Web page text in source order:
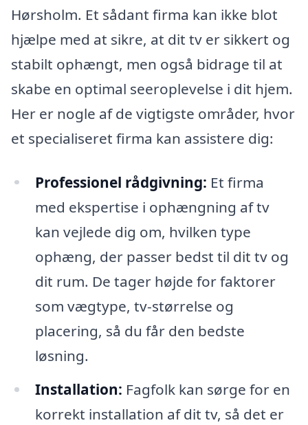
Hørsholm. Et sådant firma kan ikke blot
hjælpe med at sikre, at dit tv er sikkert og
stabilt ophængt, men også bidrage til at
skabe en optimal seeroplevelse i dit hjem.
Her er nogle af de vigtigste områder, hvor
et specialiseret firma kan assistere dig:
Professionel rådgivning: Et firma
med ekspertise i ophængning af tv
kan vejlede dig om, hvilken type
ophæng, der passer bedst til dit tv og
dit rum. De tager højde for faktorer
som vægtype, tv-størrelse og
placering, så du får den bedste
løsning.
Installation: Fagfolk kan sørge for en
korrekt installation af dit tv, så det er